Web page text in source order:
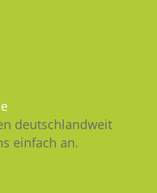
deutschlandweit
einfach an.